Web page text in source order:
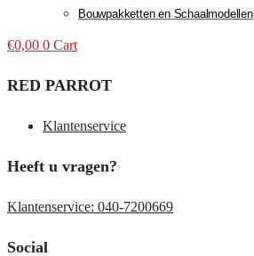
Bouwpakketten en Schaalmodellen
€0,00 0 Cart
RED PARROT
Klantenservice
Heeft u vragen?
Klantenservice: 040-7200669
Social